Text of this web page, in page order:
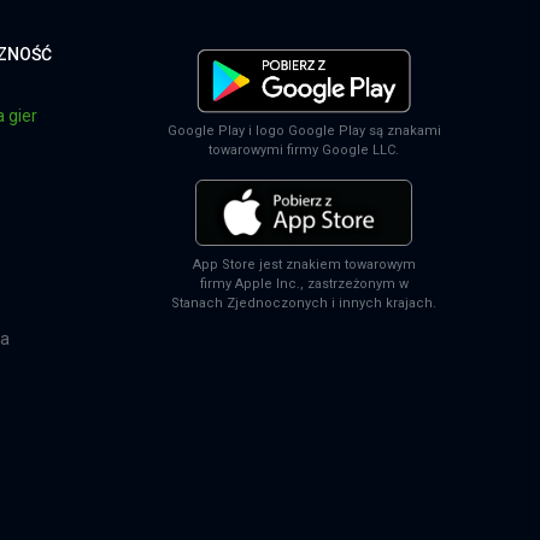
gier
Google Play i logo Google Play są znakami
towarowymi firmy Google LLC.
App Store jest znakiem towarowym
firmy Apple Inc., zastrzeżonym w
Stanach Zjednoczonych i innych krajach.